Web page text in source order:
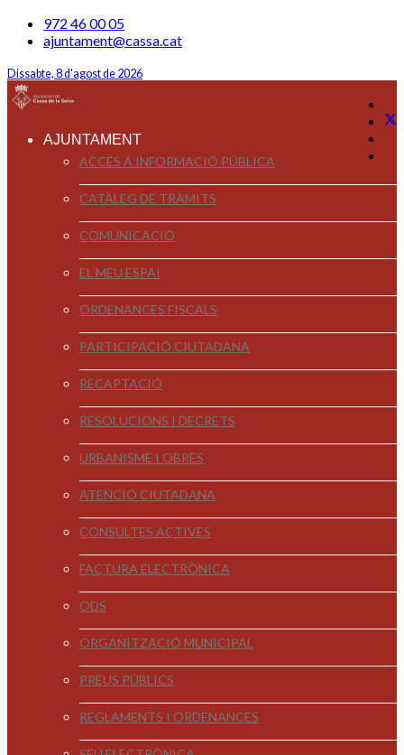
972 46 00 05
ajuntament@cassa.cat
Dissabte, 8 d'agost de 2026
AJUNTAMENT
ACCÉS A INFORMACIÓ PÚBLICA
CATÀLEG DE TRÀMITS
COMUNICACIÓ
EL MEU ESPAI
ORDENANCES FISCALS
PARTICIPACIÓ CIUTADANA
RECAPTACIÓ
RESOLUCIONS I DECRETS
URBANISME I OBRES
ATENCIÓ CIUTADANA
CONSULTES ACTIVES
FACTURA ELECTRÒNICA
ODS
ORGANITZACIÓ MUNICIPAL
PREUS PÚBLICS
REGLAMENTS I ORDENANCES